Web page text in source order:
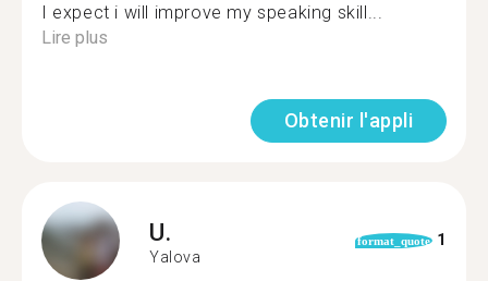
I expect i will improve my speaking skill...
Lire plus
Obtenir l'appli
U.
Yalova
format_quote 1